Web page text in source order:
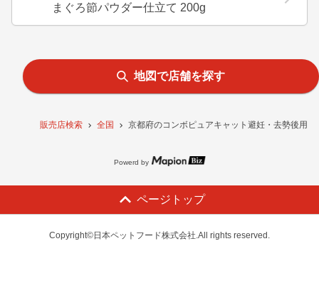
販売店検索 全国 京都府のコンボピュアキャット避妊・去勢後用
まぐろ節パウダー仕立て 200g
地図で店舗を探す
Powerd by
ページトップ
Copyright©日本ペットフード株式会社.All rights reserved.